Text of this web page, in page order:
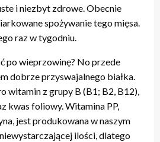
i niezbyt zdrowe. Obecnie
spożywanie tego mięsa.
raz w tygodniu.
po wieprzowinę? No przede
dobrze przyswajalnego białka.
witamin z grupy B (B1; B2, B12),
kwas foliowy. Witamina PP,
jest produkowana w naszym
ilości, dlatego